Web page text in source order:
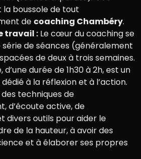
boussole de tout
de coaching Chambéry.
travail : Le cœur du coaching se
série de séances (généralement
de deux à trois semaines.
durée de 1h30 à 2h, est un
à la réflexion et à l’action.
techniques de
d’écoute active, de
divers outils pour aider le
de la hauteur, à avoir des
et à élaborer ses propres